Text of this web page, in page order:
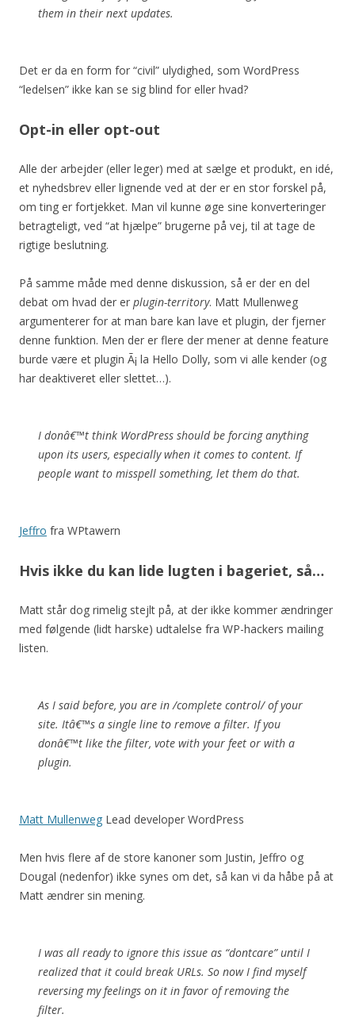
them in their next updates.
Det er da en form for “civil” ulydighed, som WordPress
“ledelsen” ikke kan se sig blind for eller hvad?
Opt-in eller opt-out
Alle der arbejder (eller leger) med at sælge et produkt, en idé,
et nyhedsbrev eller lignende ved at der er en stor forskel på,
om ting er fortjekket. Man vil kunne øge sine konverteringer
betragteligt, ved “at hjælpe” brugerne på vej, til at tage de
rigtige beslutning.
På samme måde med denne diskussion, så er der en del
debat om hvad der er plugin-territory. Matt Mullenweg
argumenterer for at man bare kan lave et plugin, der fjerner
denne funktion. Men der er flere der mener at denne feature
burde være et plugin Ã¡ la Hello Dolly, som vi alle kender (og
har deaktiveret eller slettet…).
I donâ€™t think WordPress should be forcing anything
upon its users, especially when it comes to content. If
people want to misspell something, let them do that.
Jeffro fra WPtawern
Hvis ikke du kan lide lugten i bageriet, så…
Matt står dog rimelig stejlt på, at der ikke kommer ændringer
med følgende (lidt harske) udtalelse fra WP-hackers mailing
listen.
As I said before, you are in /complete control/ of your
site. Itâ€™s a single line to remove a filter. If you
donâ€™t like the filter, vote with your feet or with a
plugin.
Matt Mullenweg Lead developer WordPress
Men hvis flere af de store kanoner som Justin, Jeffro og
Dougal (nedenfor) ikke synes om det, så kan vi da håbe på at
Matt ændrer sin mening.
I was all ready to ignore this issue as “dontcare” until I
realized that it could break URLs. So now I find myself
reversing my feelings on it in favor of removing the
filter.